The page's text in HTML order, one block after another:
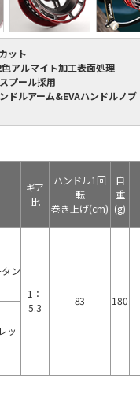
ット
アルマイト加工表面処理
プール採用
ルアーム&EVAハンドルノブ
ギア
比
ハンドル1回
転
巻き上げ(cm)
自
重
(g)
ン
1：
5.3
83 180
ッ